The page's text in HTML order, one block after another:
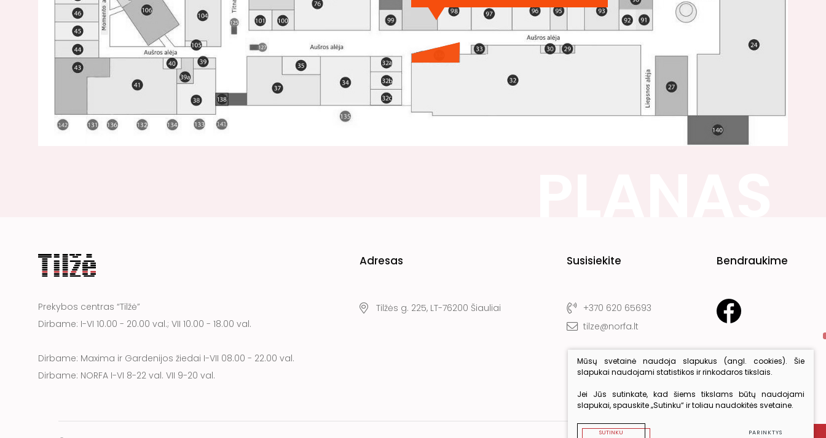
Prekybos centras “Tilžė”
Dirbame: I-VI 10.00 - 20.00 val.; VII 10.00 - 18.00 val.
Dirbame: Maxima ir Gardenijos žiedai I-VII 08.00 - 22.00 val.
Dirbame: NORFA I-VI 8-22 val. VII 9-20 val.
Adresas
Tilžės g. 225, LT-76200 Šiauliai
Susisiekite
+370 620 65693
tilze@norfa.lt
Bendraukime
Mūsų svetainė naudoja slapukus (angl. cookies). Šie
slapukai naudojami statistikos ir rinkodaros tikslais.
Jei Jūs sutinkate, kad šiems tikslams būtų naudojami
slapukai, spauskite „Sutinku“ ir toliau naudokitės svetaine.
SUTINKU PARINKTYS